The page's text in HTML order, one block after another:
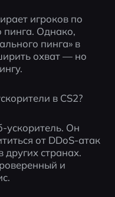
игроков по
пинга. Однако,
пинга» в
охват — но
в CS2?
ускоритель. Он
от DDoS-атак
других странах.
и